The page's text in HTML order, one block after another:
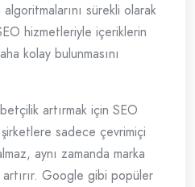
sürekli olarak
hizmetleriyle içeriklerin
kolay bulunmasını
artırmak için SEO
sadece çevrimiçi
aynı zamanda marka
Google gibi popüler